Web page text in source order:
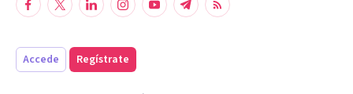
Accede Regístrate